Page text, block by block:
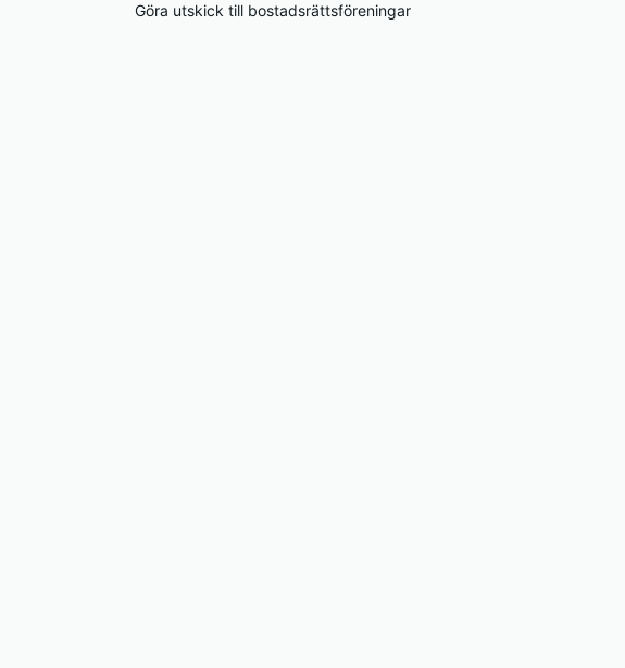
Göra utskick till bostadsrättsföreningar